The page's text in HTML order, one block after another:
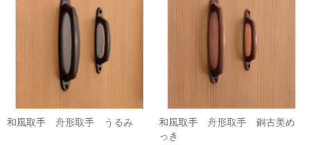
和風取手 舟形取手 うるみ
和風取手 舟形取手 銅古美め
っき